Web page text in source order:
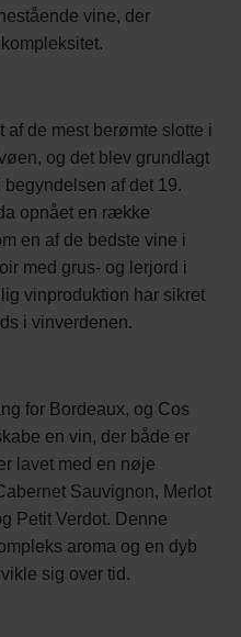
vine, der
af de mest berømte slotte i
og det blev grundlagt
begyndelsen af det 19.
opnået en række
en af de bedste vine i
med grus- og lerjord i
vinproduktion har sikret
i vinverdenen.
for Bordeaux, og Cos
en vin, der både er
lavet med en nøje
Sauvignon, Merlot
Petit Verdot. Denne
aroma og en dyb
sig over tid.